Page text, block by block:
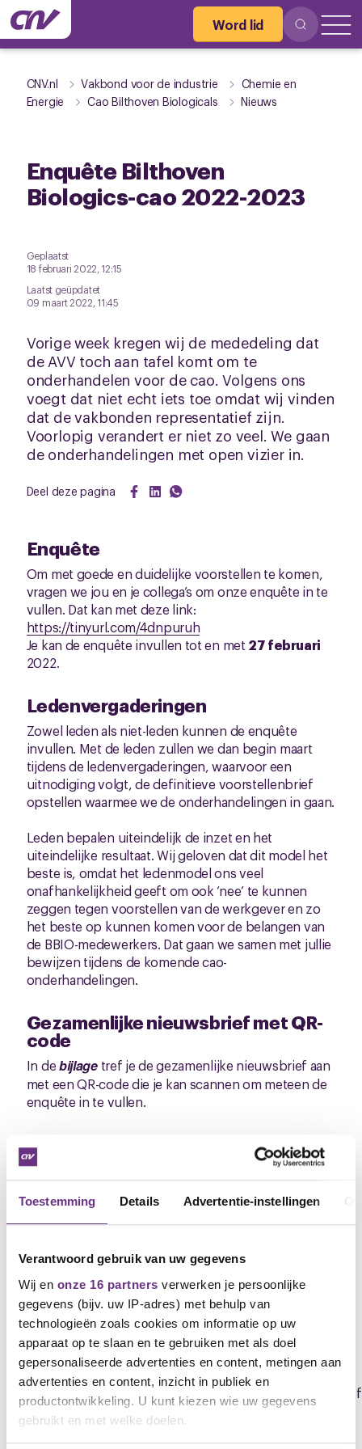
Toestemming Details Advertentie-instellingen
Verantwoord gebruik van uw gegevens
Wij en onze 16 partners verwerken je persoonlijke
gegevens (bijv. uw IP-adres) met behulp van
technologieën zoals cookies om informatie op uw
apparaat op te slaan en te gebruiken met als doel
gepersonaliseerde advertenties en content, metingen aan
advertenties en content, inzicht in publiek en
productontwikkeling. U kunt kiezen wie uw gegevens
gebruikt en met welke doelen.
Word lid
CNV.nl Vakbond voor de industrie
Chemie en
Energie
Cao Bilthoven Biologicals Nieuws
Enquête Bilthoven
Biologics-cao 2022-2023
Geplaatst
18 februari 2022, 12:15
Laatst geüpdatet
09 maart 2022, 11:45
Vorige week kregen wij de mededeling dat
de AVV toch aan tafel komt om te
onderhandelen voor de cao. Volgens ons
voegt dat niet echt iets toe omdat wij vinden
dat de vakbonden representatief zijn.
Voorlopig verandert er niet zo veel. We gaan
de onderhandelingen met open vizier in.
Deel deze pagina
Enquête
Om met goede en duidelijke voorstellen te komen,
vragen we jou en je collega’s om onze enquête in te
vullen. Dat kan met deze link:
https://tinyurl.com/4dnpuruh
Je kan de enquête invullen tot en met 27 februari
2022.
Ledenvergaderingen
Zowel leden als niet-leden kunnen de enquête
invullen. Met de leden zullen we dan begin maart
tijdens de ledenvergaderingen, waarvoor een
uitnodiging volgt, de definitieve voorstellenbrief
opstellen waarmee we de onderhandelingen in gaan.
Leden bepalen uiteindelijk de inzet en het
uiteindelijke resultaat. Wij geloven dat dit model het
beste is, omdat het ledenmodel ons veel
onafhankelijkheid geeft om ook ‘nee’ te kunnen
zeggen tegen voorstellen van de werkgever en zo
het beste op kunnen komen voor de belangen van
de BBIO-medewerkers. Dat gaan we samen met jullie
bewijzen tijdens de komende cao-
onderhandelingen.
Gezamenlijke nieuwsbrief met QR-
code
In debijlage tref je de gezamenlijke nieuwsbrief aan
met een QR-code die je kan scannen om meteen de
enquête in te vullen.
Reageren op cao-tijdlijn
volgen, opmerkingen plaatsen en je vraag stellen.
Ga direct naar de cao-pagina
Mede namens bestuurder Stijn Jansen, FNV
Procesindustrie,
Roel van Riezen, bestuurder CNV Vakmensen
M06 - 5160 2034 /r.vanriezen@cnvvakmensen.nl
Downloads
M2202_1384_Bilthoven_Biologics_gezamenlijke_nwsbrief
(.pdf)